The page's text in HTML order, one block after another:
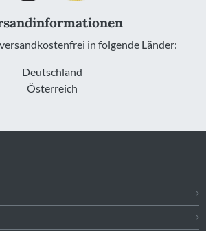
in folgende Länder:
Deutschland
Österreich